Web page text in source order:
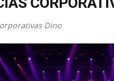
Dino